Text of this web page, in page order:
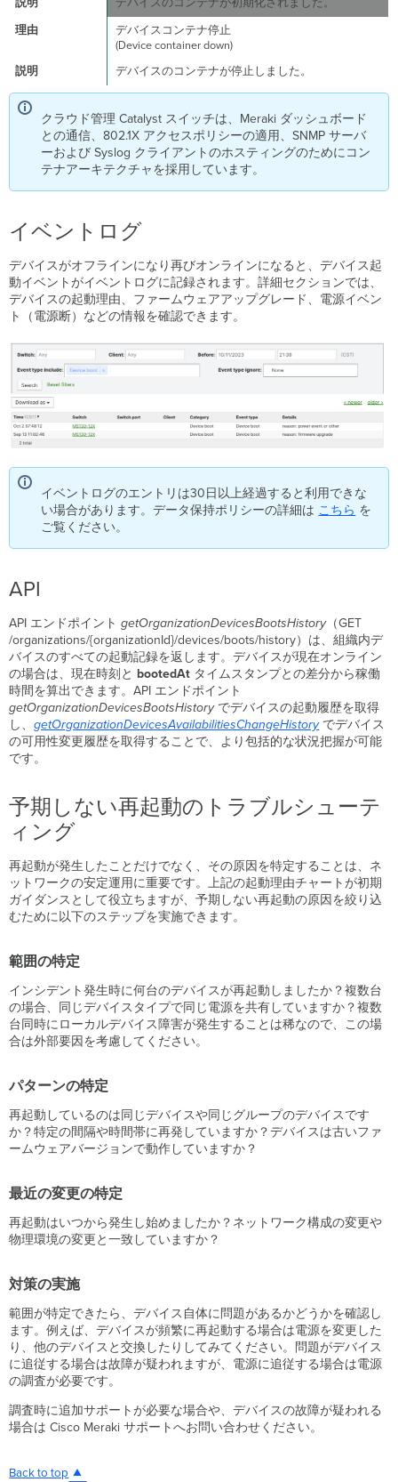
デバイスのコンテナが初期化されました。
デバイスコンテナ停止
(Device container down)
デバイスのコンテナが停止しました。
クラウド管理 Catalyst スイッチは、Meraki ダッシュボード
との通信、802.1X アクセスポリシーの適用、SNMP サーバ
ーおよび Syslog クライアントのホスティングのためにコン
テナアーキテクチャを採用しています。
イベントログ
デバイスがオフラインになり再びオンラインになると、デバイス起
動イベントがイベントログに記録されます。詳細セクションでは、
デバイスの起動理由、ファームウェアアップグレード、電源イベン
ト（電源断）などの情報を確認できます。
イベントログのエントリは30日以上経過すると利用できな
い場合があります。データ保持ポリシーの詳細は こちら を
ご覧ください。
API
API エンドポイントgetOrganizationDevicesBootsHistory（GET
/organizations/{organizationId}/devices/boots/history）は、組織内デ
バイスのすべての起動記録を返します。デバイスが現在オンライン
の場合は、現在時刻と bootedAt タイムスタンプとの差分から稼働
時間を算出できます。API エンドポイント
getOrganizationDevicesBootsHistoryでデバイスの起動履歴を取得
し、getOrganizationDevicesAvailabilitiesChangeHistoryでデバイス
の可用性変更履歴を取得することで、より包括的な状況把握が可能
です。
予期しない再起動のトラブルシューテ
ィング
再起動が発生したことだけでなく、その原因を特定することは、ネ
ットワークの安定運用に重要です。上記の起動理由チャートが初期
ガイダンスとして役立ちますが、予期しない再起動の原因を絞り込
むために以下のステップを実施できます。
範囲の特定
インシデント発生時に何台のデバイスが再起動しましたか？複数台
の場合、同じデバイスタイプで同じ電源を共有していますか？複数
台同時にローカルデバイス障害が発生することは稀なので、この場
合は外部要因を考慮してください。
パターンの特定
再起動しているのは同じデバイスや同じグループのデバイスです
か？特定の間隔や時間帯に再発していますか？デバイスは古いファ
ームウェアバージョンで動作していますか？
最近の変更の特定
再起動はいつから発生し始めましたか？ネットワーク構成の変更や
物理環境の変更と一致していますか？
対策の実施
範囲が特定できたら、デバイス自体に問題があるかどうかを確認し
ます。例えば、デバイスが頻繁に再起動する場合は電源を変更した
り、他のデバイスと交換したりしてみてください。問題がデバイス
に追従する場合は故障が疑われますが、電源に追従する場合は電源
の調査が必要です。
調査時に追加サポートが必要な場合や、デバイスの故障が疑われる
場合は Cisco Meraki サポートへお問い合わせください。
Back to top